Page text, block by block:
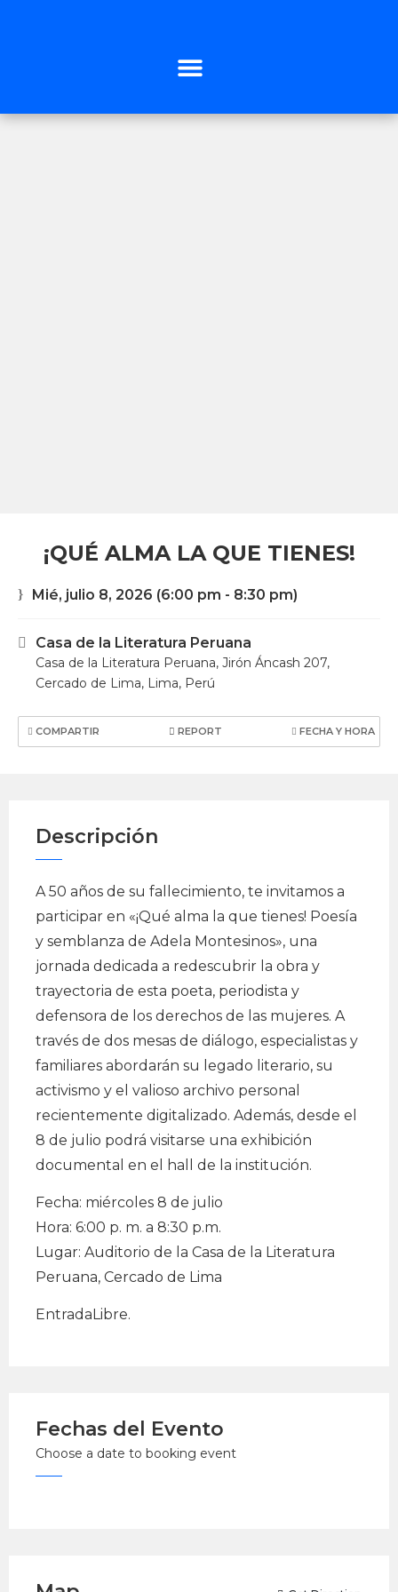
¡QUÉ ALMA LA QUE TIENES!
Mié, julio 8, 2026 (6:00 pm - 8:30 pm)
Casa de la Literatura Peruana
Casa de la Literatura Peruana, Jirón Áncash 207,
Cercado de Lima, Lima, Perú
COMPARTIR REPORT FECHA Y HORA
Descripción
A 50 años de su fallecimiento, te invitamos a
participar en «¡Qué alma la que tienes! Poesía
y semblanza de Adela Montesinos», una
jornada dedicada a redescubrir la obra y
trayectoria de esta poeta, periodista y
defensora de los derechos de las mujeres. A
través de dos mesas de diálogo, especialistas y
familiares abordarán su legado literario, su
activismo y el valioso archivo personal
recientemente digitalizado. Además, desde el
8 de julio podrá visitarse una exhibición
documental en el hall de la institución.
Fecha: miércoles 8 de julio
Hora: 6:00 p. m. a 8:30 p.m.
Lugar: Auditorio de la Casa de la Literatura
Peruana, Cercado de Lima
EntradaLibre.
Fechas del Evento
Choose a date to booking event